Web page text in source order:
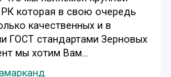
которая в свою очередь
качественных и в
ГОСТ стандартами Зерновых
мы хотим Вам...